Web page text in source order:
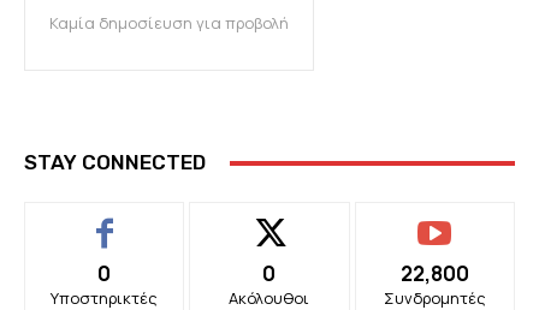
Καμία δημοσίευση για προβολή
STAY CONNECTED
0
Υποστηρικτές
0
Ακόλουθοι
22,800
Συνδρομητές